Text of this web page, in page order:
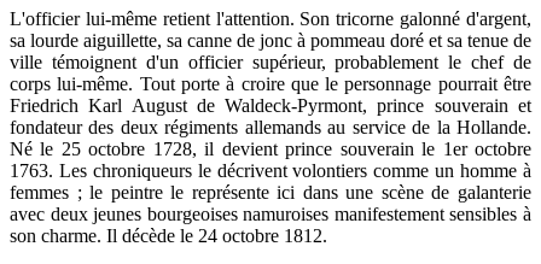
L'officier lui-même retient l'attention. Son tricorne galonné d'argent,
sa lourde aiguillette, sa canne de jonc à pommeau doré et sa tenue de
ville témoignent d'un officier supérieur, probablement le chef de
corps lui-même. Tout porte à croire que le personnage pourrait être
Friedrich Karl August de Waldeck-Pyrmont, prince souverain et
fondateur des deux régiments allemands au service de la Hollande.
Né le 25 octobre 1728, il devient prince souverain le 1er octobre
1763. Les chroniqueurs le décrivent volontiers comme un homme à
femmes ; le peintre le représente ici dans une scène de galanterie
avec deux jeunes bourgeoises namuroises manifestement sensibles à
son charme. Il décède le 24 octobre 1812.